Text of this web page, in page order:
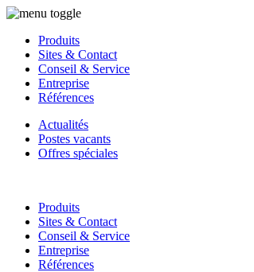
Produits
Sites & Contact
Conseil & Service
Entreprise
Références
Actualités
Postes vacants
Offres spéciales
Produits
Sites & Contact
Conseil & Service
Entreprise
Références